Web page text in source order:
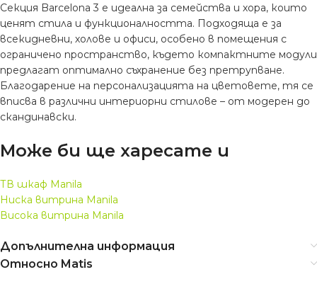
Секция Barcelona 3 е идеална за семейства и хора, които
ценят стила и функционалността. Подходяща е за
всекидневни, холове и офиси, особено в помещения с
ограничено пространство, където компактните модули
предлагат оптимално съхранение без претрупване.
Благодарение на персонализацията на цветовете, тя се
вписва в различни интериорни стилове – от модерен до
скандинавски.
Може би ще харесате и
ТВ шкаф Manila
Ниска витрина Manila
Висока витрина Manila
Допълнителна информация
Относно Matis